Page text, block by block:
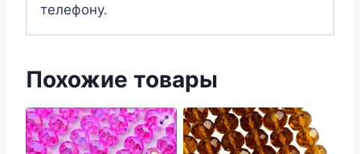
телефону.
Похожие товары